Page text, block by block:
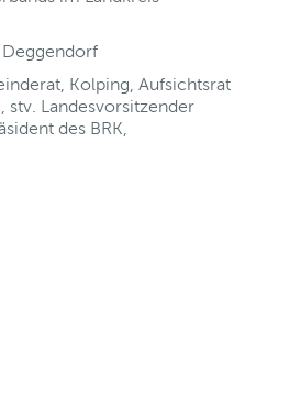
Deggendorf
Kolping, Aufsichtsrat
stv. Landesvorsitzender
des BRK,